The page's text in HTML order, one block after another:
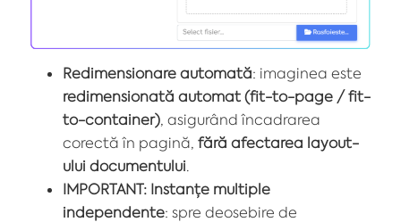
Redimensionare automată: imaginea este
redimensionată automat (fit-to-page / fit-
to-container), asigurând încadrarea
corectă în pagină, fără afectarea layout-
ului documentului.
IMPORTANT: Instanțe multiple
independente: spre deosebire de